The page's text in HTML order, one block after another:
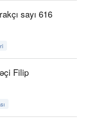
sayı 616
Filip